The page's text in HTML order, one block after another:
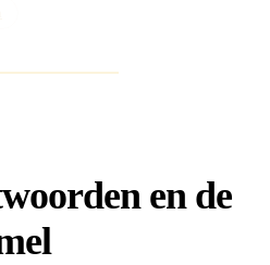
en de